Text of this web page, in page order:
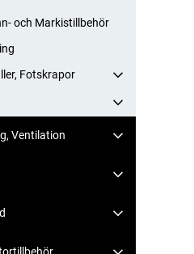
och Markistillbehör
Fotskrapor
Ventilation